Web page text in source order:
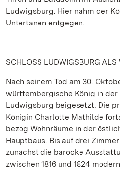
Ludwigsburg. Hier nahm der
Untertanen entgegen.
SCHLOSS LUDWIGSBURG ALS
Nach seinem Tod am 30.
württembergische König in
Ludwigsburg beigesetzt. Die
Königin Charlotte Mathilde
bezog Wohnräume in der
Hauptbaus. Bis auf drei
zunächst die barocke
zwischen 1816 und 1824